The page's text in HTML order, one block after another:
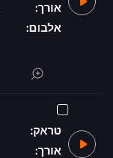
אורך:
אלבום:
טראק:
אורך: